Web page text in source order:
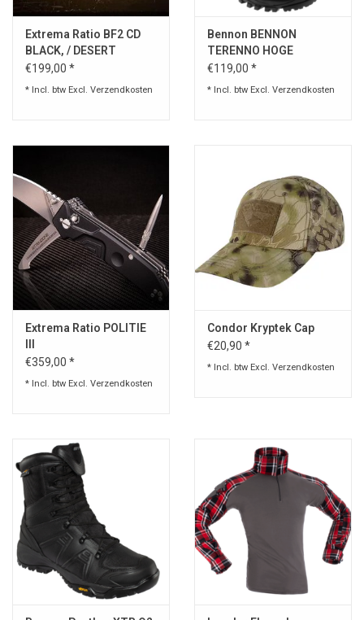
Extrema Ratio BF2 CD
BLACK, / DESERT
€199,00 *
* Incl. btw Excl. Verzendkosten
Bennon BENNON
TERENNO HOGE
SCHOENEN Coyote
€119,00 *
* Incl. btw Excl. Verzendkosten
Extrema Ratio POLITIE
€359,00 *
* Incl. btw Excl. Verzendkosten
Condor Kryptek Cap
€20,90 *
* Incl. btw Excl. Verzendkosten